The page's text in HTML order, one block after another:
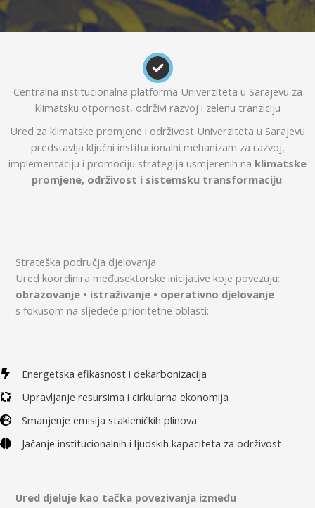
Centralna institucionalna platforma Univerziteta u Sarajevu za
klimatsku otpornost, održivi razvoj i zelenu tranziciju
Ured za klimatske promjene i održivost Univerziteta u Sarajevu
predstavlja ključni institucionalni mehanizam za razvoj,
implementaciju i promociju strategija usmjerenih na klimatske
promjene, održivost i sistemsku transformaciju.
Strateška područja djelovanja
Ured koordinira međusektorske inicijative koje povezuju:
obrazovanje • istraživanje • operativno djelovanje
s fokusom na sljedeće prioritetne oblasti:
Energetska efikasnost i dekarbonizacija
Upravljanje resursima i cirkularna ekonomija
Smanjenje emisija stakleničkih plinova
Jačanje institucionalnih i ljudskih kapaciteta za održivost
Ured djeluje kao tačka povezivanja između